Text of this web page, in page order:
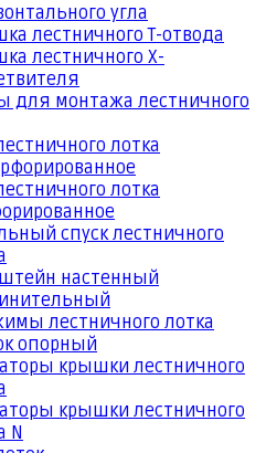
угла
лестничного Т-отвода
лестничного Х-
для монтажа лестничного
лотка
лотка
спуск лестничного
настенный
лестничного лотка
опорный
крышки лестничного
крышки лестничного
N